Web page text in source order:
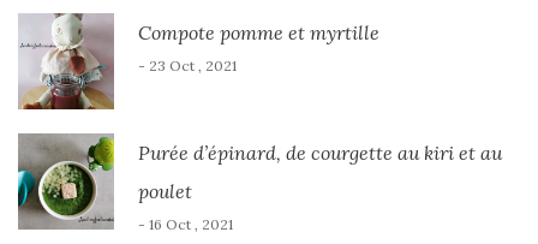
Compote pomme et myrtille
- 23 Oct , 2021
Purée d’épinard, de courgette au kiri et au
poulet
- 16 Oct , 2021